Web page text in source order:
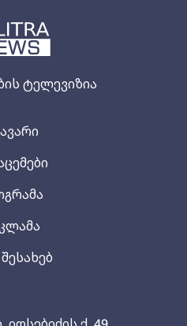
ტელევიზია